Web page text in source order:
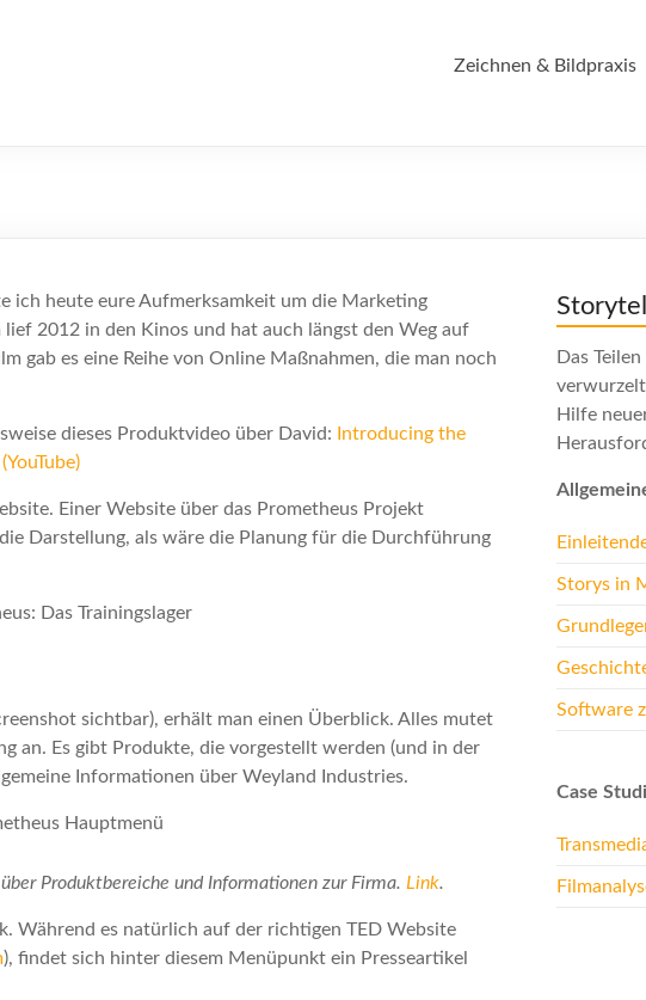
Zeichnen & Bildpraxis
ich heute eure Aufmerksamkeit um die Marketing
2012 in den Kinos und hat auch längst den Weg auf
gab es eine Reihe von Online Maßnahmen, die man noch
dieses Produktvideo über David:
Introducing the
Einer Website über das Prometheus Projekt
Darstellung, als wäre die Planung für die Durchführung
sichtbar), erhält man einen Überblick. Alles mutet
an. Es gibt Produkte, die vorgestellt werden (und in der
Informationen über Weyland Industries.
Produktbereiche und Informationen zur Firma. Link.
Während es natürlich auf der richtigen TED Website
), findet sich hinter diesem Menüpunkt ein Presseartikel
Das
Hilfe
Storys in
Software
Case